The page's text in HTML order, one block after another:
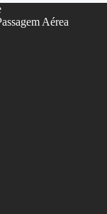
Aérea